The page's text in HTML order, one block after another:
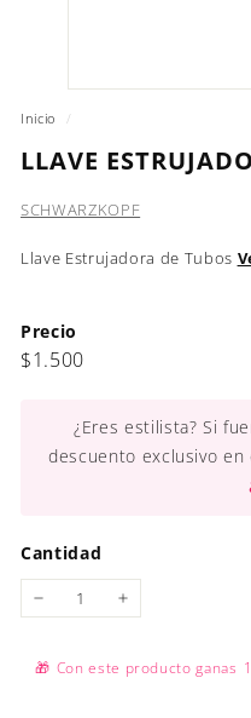
Inicio /
LLAVE
SCHWARZKOPF
Llave Estrujadora de Tubos
Precio
Precio
$1.500$1.500
¿Eres estilista? Si
descuento exclusivo
Cantidad
+
🎁 Con este producto ganas